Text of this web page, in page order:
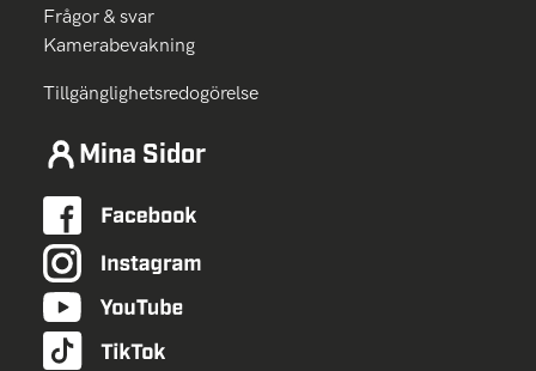
Frågor & svar
Kamerabevakning
Tillgänglighetsredogörelse
Mina Sidor